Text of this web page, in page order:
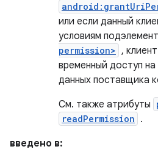
или если данный
условиям
permission> ,
временный доступ на
данных поставщика
См. также атрибуты
readPermission .
введено в: